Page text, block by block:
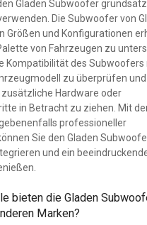
Gladen Subwoofer
Die Subwoofer von
Größen und Konfigurationen
von Fahrzeugen zu
Kompatibilität des Subwoofers
zu überprüfen und
Hardware oder
in Betracht zu ziehen. Mit
professioneller
Sie den Gladen
und ein
bieten die Gladen
Marken?